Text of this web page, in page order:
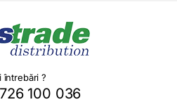
întrebări ?
100 036